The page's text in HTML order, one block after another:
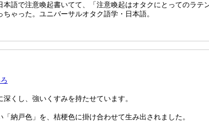
語で注意喚起書いてて、「注意喚起はオタクにとってのラテ
ゃった。ユニバーサルオタク語学・日本語。
くし、強いくすみを持たせています。
納戸色」を、桔梗色に掛け合わせて生み出されました。